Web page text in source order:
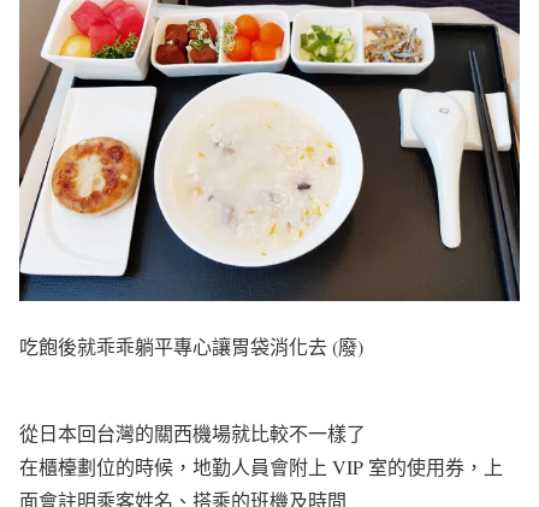
吃飽後就乖乖躺平專心讓胃袋消化去 (廢)
從日本回台灣的關西機場就比較不一樣了
在櫃檯劃位的時候，地勤人員會附上 VIP 室的使用券，上
面會註明乘客姓名、搭乘的班機及時間